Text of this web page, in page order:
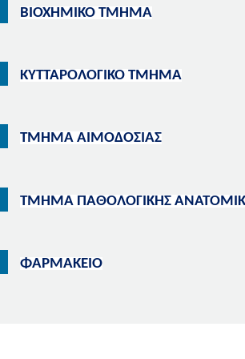
ΒΙΟΧΗΜΙΚΟ ΤΜΗΜΑ
ΚΥΤΤΑΡΟΛΟΓΙΚΟ ΤΜΗΜΑ
ΤΜΗΜΑ ΑΙΜΟΔΟΣΙΑΣ
ΤΜΗΜΑ ΠΑΘΟΛΟΓΙΚΗΣ
ΦΑΡΜΑΚΕΙΟ